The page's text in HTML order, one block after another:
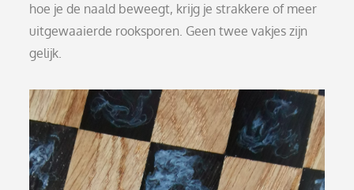
hoe je de naald beweegt, krijg je strakkere of meer
uitgewaaierde rooksporen. Geen twee vakjes zijn
gelijk.